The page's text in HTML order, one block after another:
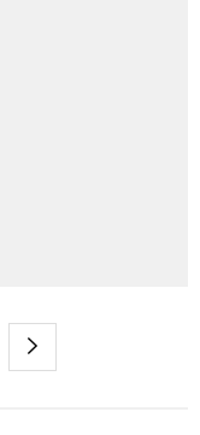
Geométrico Bordado